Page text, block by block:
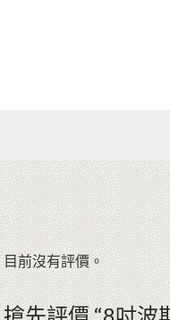
目前沒有評價。